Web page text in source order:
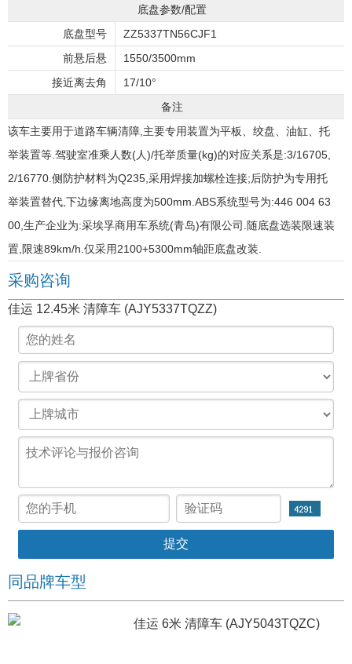
底盘参数/配置
底盘型号
ZZ5337TN56CJF1
前悬后悬
1550/3500mm
接近离去角
17/10°
备注
该车主要用于道路车辆清障,主要专用装置为平板、绞盘、油缸、托
举装置等.驾驶室准乘人数(人)/托举质量(kg)的对应关系是:3/16705,
2/16770.侧防护材料为Q235,采用焊接加螺栓连接;后防护为专用托
举装置替代,下边缘离地高度为500mm.ABS系统型号为:446 004 63
00,生产企业为:采埃孚商用车系统(青岛)有限公司.随底盘选装限速装
置,限速89km/h.仅采用2100+5300mm轴距底盘改装.
采购咨询
佳运 12.45米 清障车 (AJY5337TQZZ)
同品牌车型
佳运 6米 清障车 (AJY5043TQZC)